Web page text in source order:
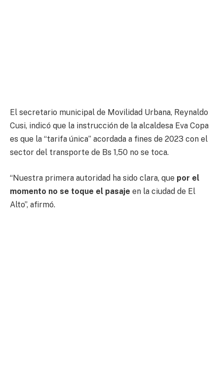
El secretario municipal de Movilidad Urbana, Reynaldo
Cusi, indicó que la instrucción de la alcaldesa Eva Copa
es que la “tarifa única” acordada a fines de 2023 con el
sector del transporte de Bs 1,50 no se toca.
“Nuestra primera autoridad ha sido clara, que por el
momento no se toque el pasaje en la ciudad de El
Alto”, afirmó.